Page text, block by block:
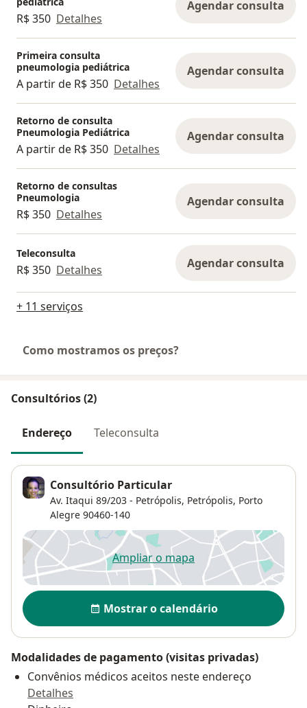
R$ 350 Detalhes
Agendar consulta
Primeira consulta
pneumologia pediátrica
A partir de R$ 350 Detalhes
Agendar consulta
Retorno de consulta
Pneumologia Pediátrica
A partir de R$ 350 Detalhes
Agendar consulta
Retorno de consultas
Pneumologia
R$ 350 Detalhes
Agendar consulta
Teleconsulta
R$ 350 Detalhes Agendar consulta
+ 11 serviços
Como mostramos os preços?
Consultórios (2)
Endereço Teleconsulta
Consultório Particular
Av. Itaqui 89/203 - Petrópolis, Petrópolis, Porto
Alegre 90460-140
Ampliar o mapaabre num novo separador
Disponibilidade
Mostrar o calendário
Modalidades de pagamento (visitas privadas)
Convênios médicos aceitos neste endereço
Detalhes